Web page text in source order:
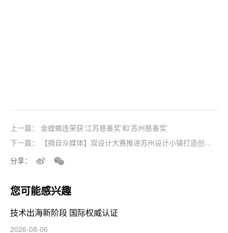
上一篇：
金螳螂连荣获'江苏慈善奖'和'苏州慈善奖'
下一篇：
【摘自众媒体】双设计大赛推进苏州设计小镇打造创新
分享：
您可能感兴趣
技术出海新阶段 国际权威认证
2026-08-06